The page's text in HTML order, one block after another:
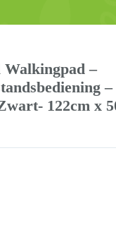
Walkingpad –
–
122cm x